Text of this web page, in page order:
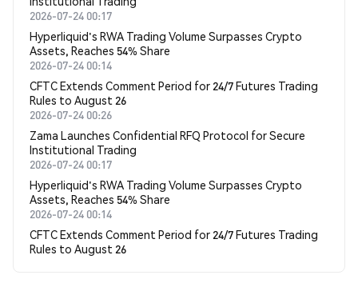
2026-07-24 00:17
Hyperliquid's RWA Trading Volume Surpasses Crypto
Assets, Reaches 54% Share
2026-07-24 00:14
CFTC Extends Comment Period for 24/7 Futures Trading
Rules to August 26
2026-07-24 00:26
Zama Launches Confidential RFQ Protocol for Secure
Institutional Trading
2026-07-24 00:17
Hyperliquid's RWA Trading Volume Surpasses Crypto
Assets, Reaches 54% Share
2026-07-24 00:14
CFTC Extends Comment Period for 24/7 Futures Trading
Rules to August 26